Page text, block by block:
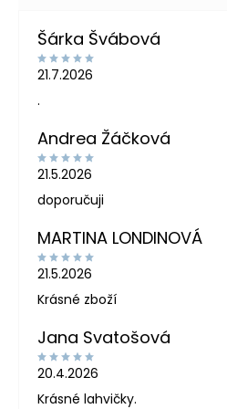
Šárka Švábová
21.7.2026
.
Andrea Žáčková
21.5.2026
doporučuji
MARTINA LONDINOVÁ
21.5.2026
Krásné zboží
Jana Svatošová
20.4.2026
Krásné lahvičky.